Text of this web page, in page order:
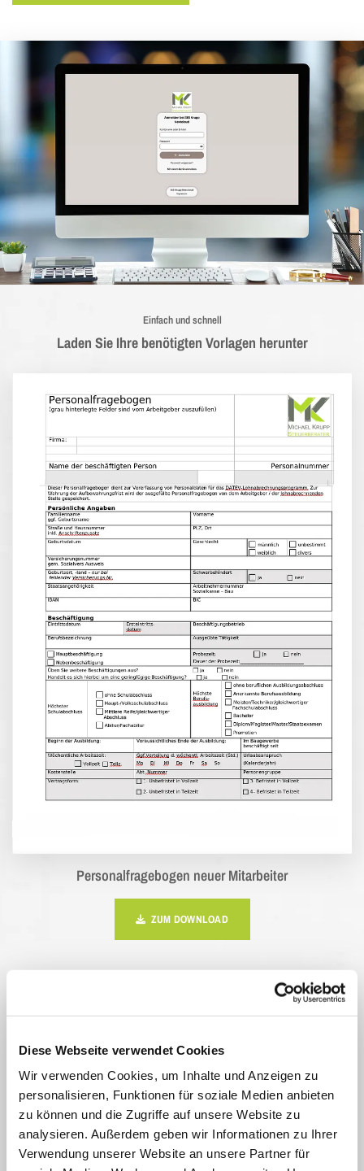
Diese Webseite verwendet Cookies
Wir verwenden Cookies, um Inhalte und Anzeigen zu
personalisieren, Funktionen für soziale Medien anbieten
zu können und die Zugriffe auf unsere Website zu
analysieren. Außerdem geben wir Informationen zu Ihrer
Verwendung unserer Website an unsere Partner für
Einfach und schnell
Laden Sie Ihre benötigten Vorlagen herunter
Personalfragebogen neuer Mitarbeiter
ZUM DOWNLOAD